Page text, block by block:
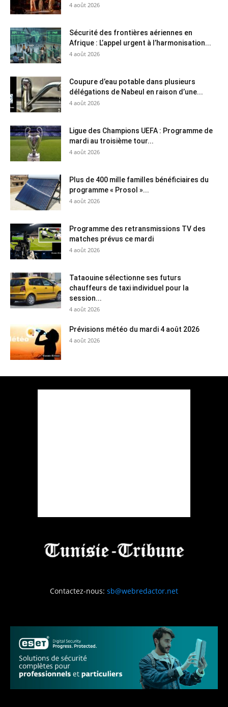
4 août 2026
Sécurité des frontières aériennes en
Afrique : L’appel urgent à l’harmonisation...
4 août 2026
Coupure d’eau potable dans plusieurs
délégations de Nabeul en raison d’une...
4 août 2026
Ligue des Champions UEFA : Programme de
mardi au troisième tour...
4 août 2026
Plus de 400 mille familles bénéficiaires du
programme « Prosol »...
4 août 2026
Programme des retransmissions TV des
matches prévus ce mardi
4 août 2026
Tataouine sélectionne ses futurs
chauffeurs de taxi individuel pour la
session...
4 août 2026
Prévisions météo du mardi 4 août 2026
4 août 2026
Contactez-nous: sb@webredactor.net